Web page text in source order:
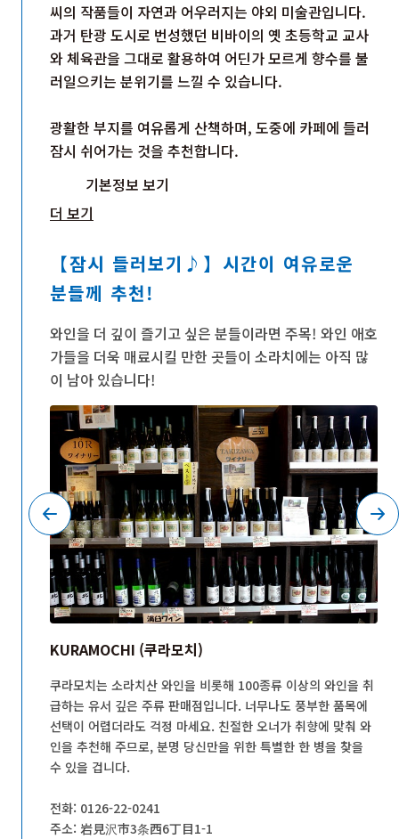
씨의 작품들이 자연과 어우러지는 야외 미술관입니다.
과거 탄광 도시로 번성했던 비바이의 옛 초등학교 교사
와 체육관을 그대로 활용하여 어딘가 모르게 향수를 불
러일으키는 분위기를 느낄 수 있습니다.
광활한 부지를 여유롭게 산책하며, 도중에 카페에 들러
잠시 쉬어가는 것을 추천합니다.
기본정보 보기
더 보기
【잠시 들러보기♪】시간이 여유로운
분들께 추천!
KURAMOCHI (쿠라모치)
쿠라모치는 소라치산 와인을 비롯해 100종류 이상의 와인을 취
급하는 유서 깊은 주류 판매점입니다. 너무나도 풍부한 품목에
선택이 어렵더라도 걱정 마세요. 친절한 오너가 취향에 맞춰 와
인을 추천해 주므로, 분명 당신만을 위한 특별한 한 병을 찾을
수 있을 겁니다.
전화: 0126-22-0241
주소: 岩見沢市3条西6丁目1-1
와인을 더 깊이 즐기고 싶은 분들이라면 주목! 와인 애호
가들을 더욱 매료시킬 만한 곳들이 소라치에는 아직 많
이 남아 있습니다!